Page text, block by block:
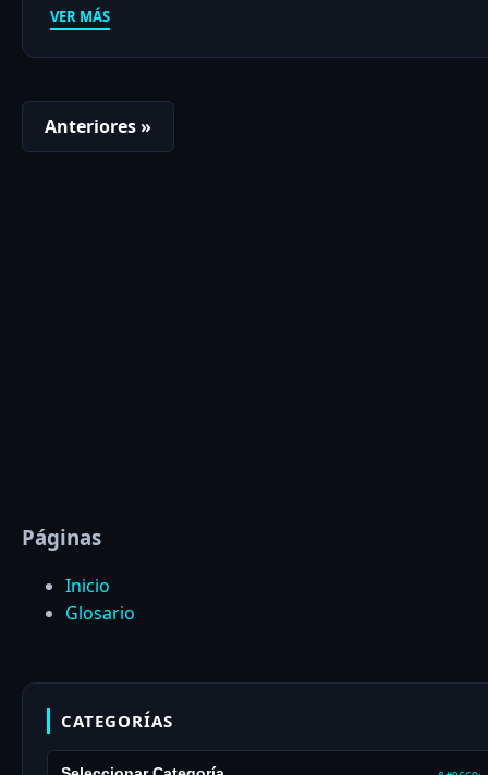
VER MÁS
Anteriores »
Páginas
Inicio
Glosario
CATEGORÍAS